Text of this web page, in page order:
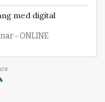
med digital
- ONLINE